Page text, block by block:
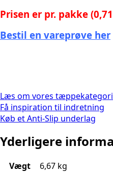
Prisen er pr. pakke
Bestil en vareprøve her
Læs om vores
Få inspiration til indretning
Køb et Anti-Slip underlag
Yderligere
Vægt
6,67 kg